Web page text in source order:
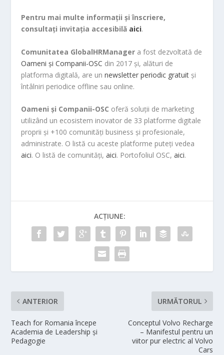
Pentru mai multe informații și înscriere,
consultați invitația accesibilă aici.
Comunitatea GlobalHRManager a fost dezvoltată de
Oameni și Companii-OSC din 2017 și, alături de
platforma digitală, are unnewsletter periodic gratuit și
întâlniri periodice offline sau online.
Oameni și Companii-OSC oferă soluții de marketing
utilizând un ecosistem inovator de 33 platforme digitale
proprii și +100 comunități business și profesionale,
administrate. O listă cu aceste platforme puteți vedea
aici. O listă de comunități,aici. Portofoliul OSC,aici.
ACȚIUNE:
ANTERIOR
Teach for Romania începe
Academia de Leadership și
Pedagogie
URMĂTORUL
Conceptul Volvo Recharge
– Manifestul pentru un
viitor pur electric al Volvo
Cars